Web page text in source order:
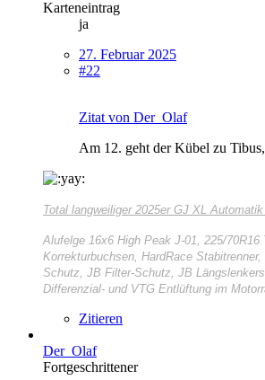
Karteneintrag
ja
27. Februar 2025
#22
Zitat von Der_Olaf
Am 12. geht der Kübel zu
Total langweiliger 2025er GJ XL
Alufelge 16x6 High Peak J-01, 225/
Korrekturbuchsen, HardRace
Schutz, JB Filter-Schutz, JB
Differenzial- und VTG Entlüftung im
Zitieren
Der_Olaf
Fortgeschrittener